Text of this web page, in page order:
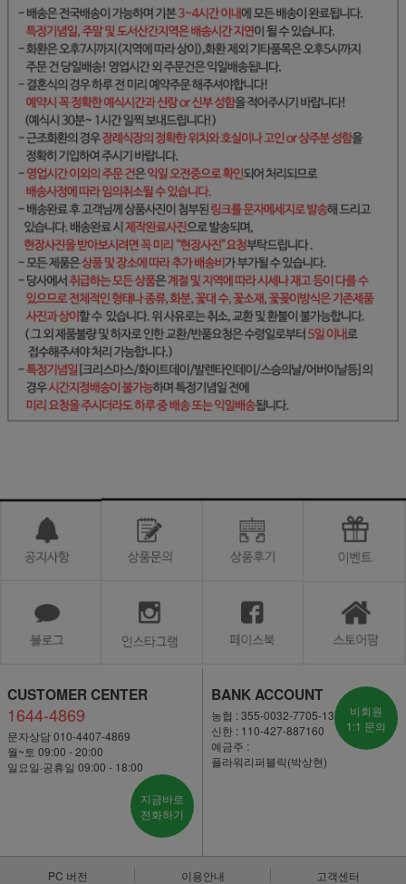
CUSTOMER CENTER
1644-4869
문자상담 010-4407-4869
월~토 09:00 - 20:00
일요일·공휴일 09:00 - 18:00
지금바로
전화하기
BANK ACCOUNT
농협 : 355-0032-7705-13
신한 : 110-427-887160
예금주 :
플라워리퍼블릭(박상현)
비회원
1:1 문의
PC 버전 이용안내 고객센터